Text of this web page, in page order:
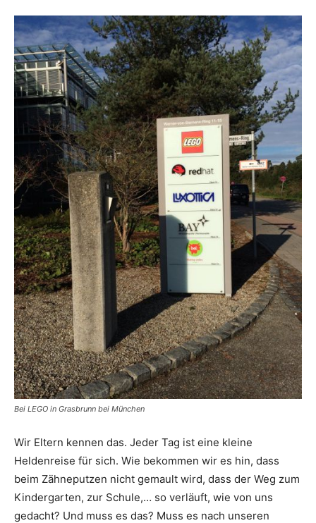
Bei LEGO in Grasbrunn bei München
Wir Eltern kennen das. Jeder Tag ist eine kleine
Heldenreise für sich. Wie bekommen wir es hin, dass
beim Zähneputzen nicht gemault wird, dass der Weg zum
Kindergarten, zur Schule,… so verläuft, wie von uns
gedacht? Und muss es das? Muss es nach unseren